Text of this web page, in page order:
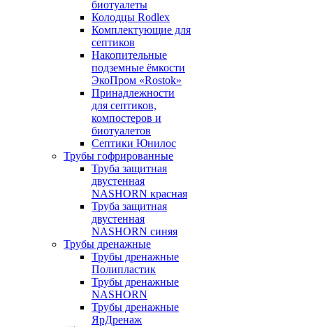
биотуалеты
Колодцы Rodlex
Комплектующие для
септиков
Накопительные
подземные ёмкости
ЭкоПром «Rostok»
Принадлежности
для септиков,
компостеров и
биотуалетов
Септики Юнилос
Трубы гофрированные
Труба защитная
двустенная
NASHORN красная
Труба защитная
двустенная
NASHORN синяя
Трубы дренажные
Трубы дренажные
Полипластик
Трубы дренажные
NASHORN
Трубы дренажные
ЯрДренаж